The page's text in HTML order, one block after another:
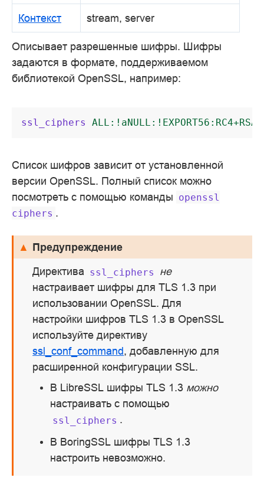
Контекст stream, server
Описывает разрешенные шифры. Шифры
задаются в формате, поддерживаемом
библиотекой OpenSSL, например:
ssl_ciphers
Список шифров зависит от установленной
версии OpenSSL. Полный список можно
посмотреть с помощью команды openssl
ciphers .
Предупреждение
Директива ssl_ciphers
не
настраивает шифры для TLS 1.3 при
использовании OpenSSL. Для
настройки шифров TLS 1.3 в OpenSSL
используйте директиву
ssl_conf_command, добавленную для
расширенной конфигурации SSL.
В LibreSSL шифры TLS 1.3 можно
настраивать с помощью
ssl_ciphers .
В BoringSSL шифры TLS 1.3
настроить невозможно.